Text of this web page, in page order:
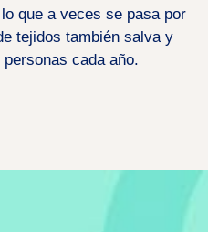
que a veces se pasa por
tejidos también salva y
cada año.